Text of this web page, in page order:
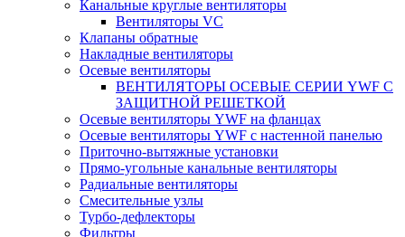
Канальные круглые вентиляторы
Вентиляторы VC
Клапаны обратные
Накладные вентиляторы
Осевые вентиляторы
ВЕНТИЛЯТОРЫ ОСЕВЫЕ СЕРИИ YWF С
ЗАЩИТНОЙ РЕШЕТКОЙ
Осевые вентиляторы YWF на фланцах
Осевые вентиляторы YWF с настенной панелью
Приточно-вытяжные установки
Прямо-угольные канальные вентиляторы
Радиальные вентиляторы
Смесительные узлы
Турбо-дефлекторы
Фильтры